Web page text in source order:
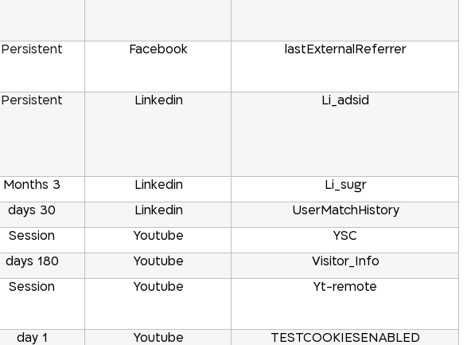
Persistent Facebook lastExternalReferrer
Persistent Linkedin Li_adsid
3 Months Linkedin
Li_sugr
30 days
Linkedin
UserMatchHistory
Session
Youtube
YSC
180 days
Youtube
Visitor_Info
Session Youtube Yt-remote
1 day Youtube TESTCOOKIESENABLED